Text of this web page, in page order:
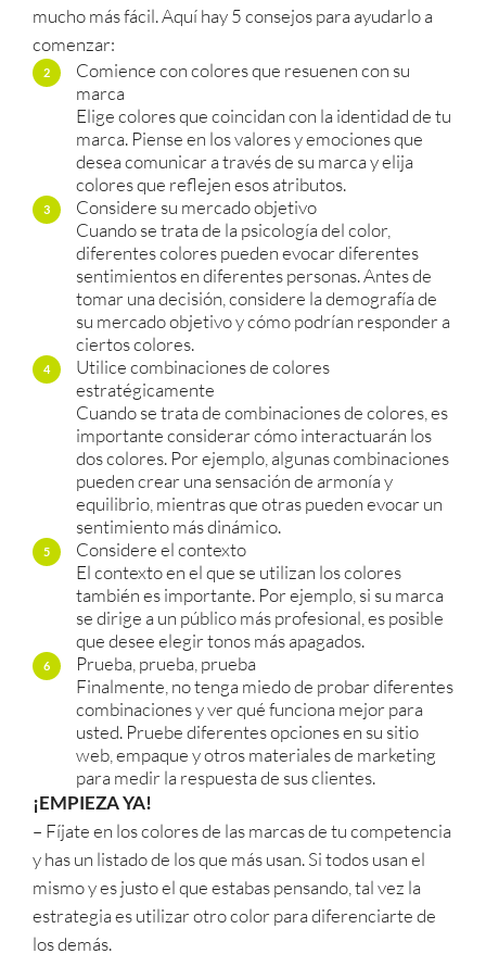
mucho más fácil. Aquí hay 5 consejos para ayudarlo a
comenzar:
Comience con colores que resuenen con su
marca
Elige colores que coincidan con la identidad de tu
marca. Piense en los valores y emociones que
desea comunicar a través de su marca y elija
colores que reflejen esos atributos.
Considere su mercado objetivo
Cuando se trata de la psicología del color,
diferentes colores pueden evocar diferentes
sentimientos en diferentes personas. Antes de
tomar una decisión, considere la demografía de
su mercado objetivo y cómo podrían responder a
ciertos colores.
Utilice combinaciones de colores
estratégicamente
Cuando se trata de combinaciones de colores, es
importante considerar cómo interactuarán los
dos colores. Por ejemplo, algunas combinaciones
pueden crear una sensación de armonía y
equilibrio, mientras que otras pueden evocar un
sentimiento más dinámico.
Considere el contexto
El contexto en el que se utilizan los colores
también es importante. Por ejemplo, si su marca
se dirige a un público más profesional, es posible
que desee elegir tonos más apagados.
Prueba, prueba, prueba
Finalmente, no tenga miedo de probar diferentes
combinaciones y ver qué funciona mejor para
usted. Pruebe diferentes opciones en su sitio
web, empaque y otros materiales de marketing
para medir la respuesta de sus clientes.
¡EMPIEZA YA!
– Fíjate en los colores de las marcas de tu competencia
y has un listado de los que más usan. Si todos usan el
mismo y es justo el que estabas pensando, tal vez la
estrategia es utilizar otro color para diferenciarte de
los demás.